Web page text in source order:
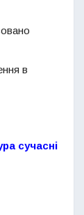
в
сучасні